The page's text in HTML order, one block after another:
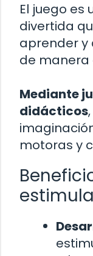
El juego
divertida
aprender y
de manera
Mediante
didácticos
motoras y